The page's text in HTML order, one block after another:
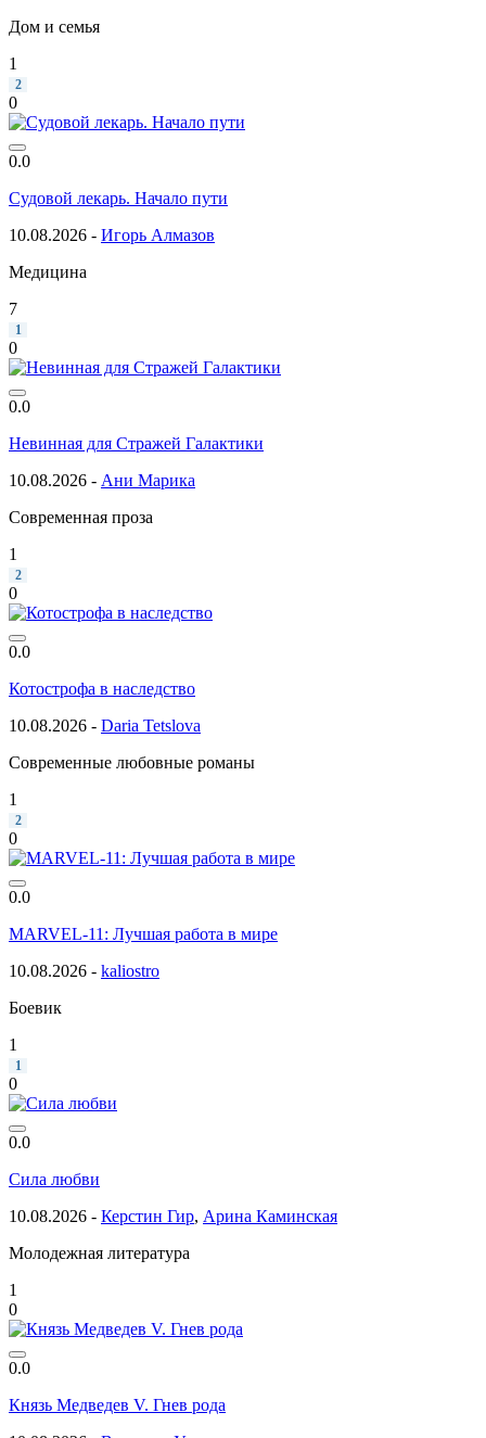
Дом и семья
1
2
0
0.0
Судовой лекарь. Начало пути
10.08.2026 - Игорь Алмазов
Медицина
7
1
0
0.0
Невинная для Стражей Галактики
10.08.2026 - Ани Марика
Современная проза
1
2
0
0.0
Котострофа в наследство
10.08.2026 - Daria Tetslova
Современные любовные романы
1
2
0
0.0
MARVEL-11: Лучшая работа в мире
10.08.2026 - kaliostro
Боевик
1
1
0
0.0
Сила любви
10.08.2026 - Керстин Гир, Арина Каминская
Молодежная литература
1
0
0.0
Князь Медведев V. Гнев рода